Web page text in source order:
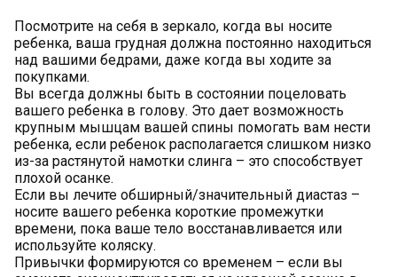
Посмотрите на себя в зеркало, когда вы носите
ребенка, ваша грудная должна постоянно находиться
над вашими бедрами, даже когда вы ходите за
покупками.
Вы всегда должны быть в состоянии поцеловать
вашего ребенка в голову. Это дает возможность
крупным мышцам вашей спины помогать вам нести
ребенка, если ребенок располагается слишком низко
из-за растянутой намотки слинга – это способствует
плохой осанке.
Если вы лечите обширный/значительный диастаз –
носите вашего ребенка короткие промежутки
времени, пока ваше тело восстанавливается или
используйте коляску.
Привычки формируются со временем – если вы